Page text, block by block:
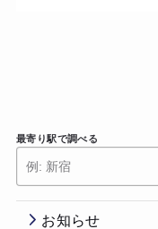
最寄り駅で調べる
お知らせ